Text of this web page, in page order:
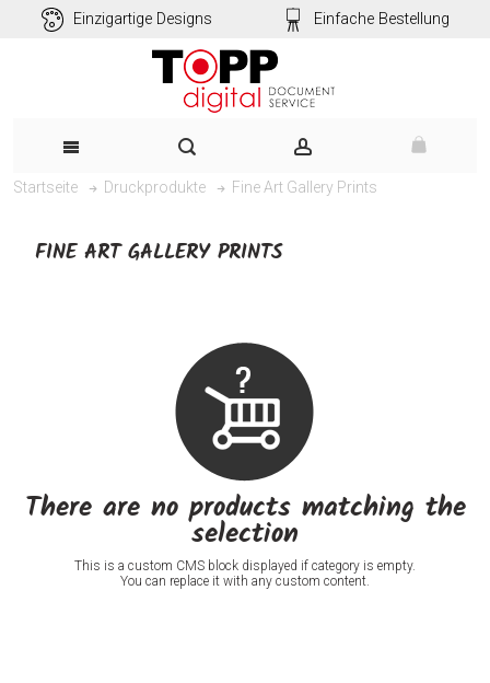
Einzigartige Designs Einfache Bestellung
Startseite Druckprodukte Fine Art Gallery Prints
FINE ART GALLERY PRINTS
There are no products matching the
selection
This is a custom CMS block displayed if category is empty.
You can replace it with any custom content.